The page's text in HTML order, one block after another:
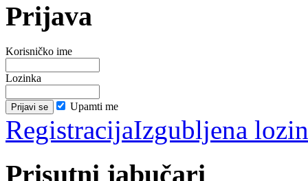
Prijava
Korisničko ime
Lozinka
Upamti me
RegistracijaIzgubljena
Prisutni jabučari